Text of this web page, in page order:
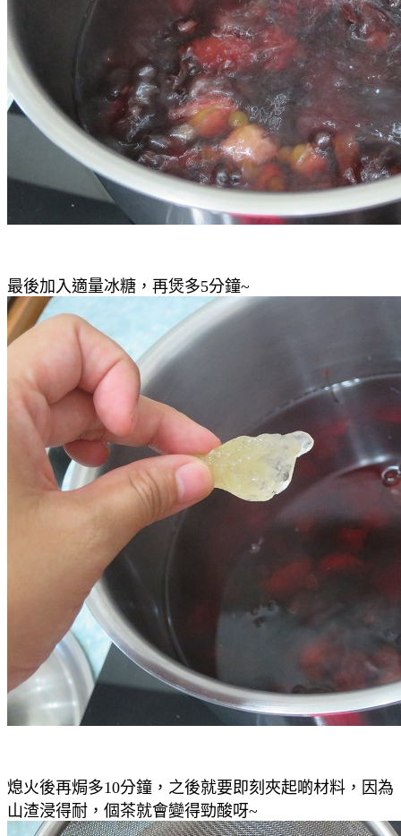
最後加入適量冰糖 ，再煲多5分鐘~
熄火後再焗多10分鐘 ，之後就要即刻夾起啲材料，因為
山渣浸得耐，個茶就會變得勁酸呀~